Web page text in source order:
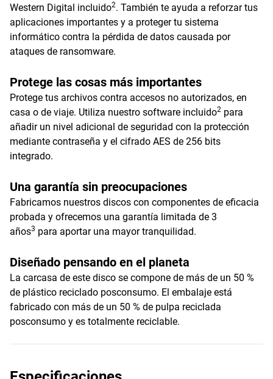
Western Digital incluido2. También te ayuda a reforzar tus
aplicaciones importantes y a proteger tu sistema
informático contra la pérdida de datos causada por
ataques de ransomware.
Protege las cosas más importantes
Protege tus archivos contra accesos no autorizados, en
casa o de viaje. Utiliza nuestro software incluido2 para
añadir un nivel adicional de seguridad con la protección
mediante contraseña y el cifrado AES de 256 bits
integrado.
Una garantía sin preocupaciones
Fabricamos nuestros discos con componentes de eficacia
probada y ofrecemos una garantía limitada de 3
años3 para aportar una mayor tranquilidad.
Diseñado pensando en el planeta
La carcasa de este disco se compone de más de un 50 %
de plástico reciclado posconsumo. El embalaje está
fabricado con más de un 50 % de pulpa reciclada
posconsumo y es totalmente reciclable.